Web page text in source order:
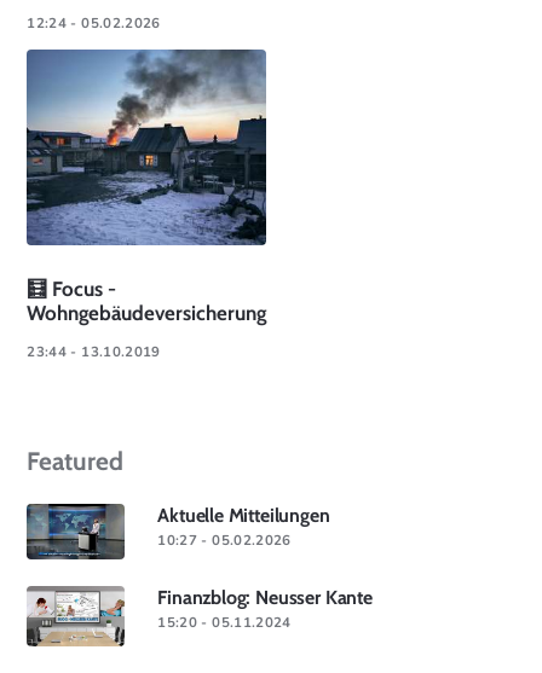
12:24 - 05.02.2026
🧮 Focus -
Wohngebäudeversicherung
23:44 - 13.10.2019
Featured
Aktuelle Mitteilungen
10:27 - 05.02.2026
Finanzblog: Neusser Kante
15:20 - 05.11.2024